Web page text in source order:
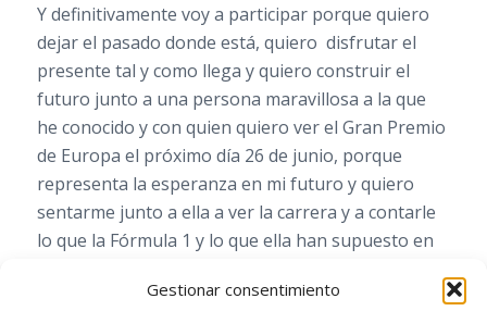
Gestionar consentimiento
Y definitivamente voy a participar porque quiero
dejar el pasado donde está, quiero disfrutar el
presente tal y como llega y quiero construir el
futuro junto a una persona maravillosa a la que
he conocido y con quien quiero ver el Gran Premio
de Europa el próximo día 26 de junio, porque
representa la esperanza en mi futuro y quiero
sentarme junto a ella a ver la carrera y a contarle
lo que la Fórmula 1 y lo que ella han supuesto en
sonido de los coches que se pierden en el